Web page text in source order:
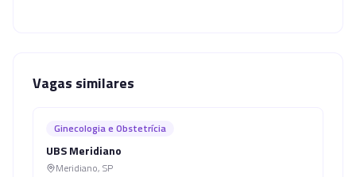
Vagas similares
Ginecologia e Obstetrícia
UBS Meridiano
Meridiano, SP